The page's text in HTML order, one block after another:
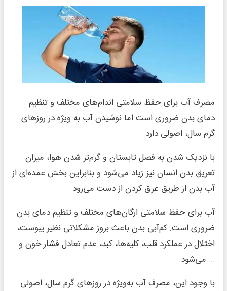
مصرف آب برای حفظ سلامتی اندام‌های مختلف و تنظیم
دمای بدن ضروری است اما نوشیدن آب به ویژه در روزهای
گرم سال، اصولی دارد.
با نزدیک شدن به فصل تابستان و گرم‌تر شدن هوا، میزان
تعریق بدن انسان نیز زیاد می‌شود و بنابراین بخش عمده‌ای از
آب بدن از طریق عرق کردن از دست می‌رود.
آب برای حفظ سلامتی ارگان‌های مختلف و تنظیم دمای بدن
ضروری است. کم‌آبی بدن باعث بروز مشکلاتی نظیر یبوست،
اختلال در عملکرد قلب، کلیه‌ها، کبد، عدم تعادل فشار خون و
... می‌شود.
با وجود این، مصرف آب به‌ویژه در روزهای گرم سال، اصولی